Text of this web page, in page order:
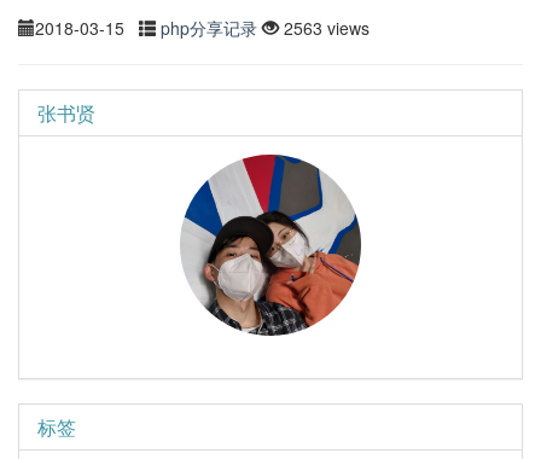
2018-03-15 php分享记录 2563 views
张书贤
标签